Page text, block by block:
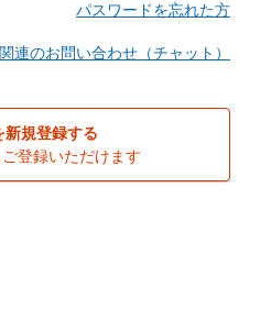
パスワードを忘れた方
連のお問い合わせ（チャット）
新規登録する
登録いただけます